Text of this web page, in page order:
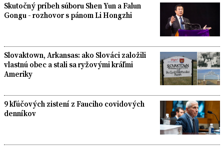
Skutočný príbeh súboru Shen Yun a Falun
Gongu - rozhovor s pánom Li Hongzhi
Slovaktown, Arkansas: ako Slováci založili
vlastnú obec a stali sa ryžovými kráľmi
Ameriky
9 kľúčových zistení z Fauciho covidových
denníkov